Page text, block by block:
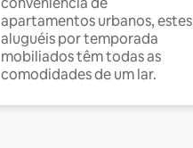
apartamentos urbanos, estes
aluguéis por temporada
mobiliados têm todas as
comodidades de um lar.